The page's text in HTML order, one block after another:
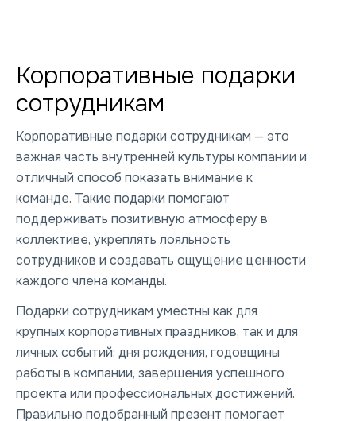
Корпоративные подарки
сотрудникам
Корпоративные подарки сотрудникам — это
важная часть внутренней культуры компании и
отличный способ показать внимание к
команде. Такие подарки помогают
поддерживать позитивную атмосферу в
коллективе, укреплять лояльность
сотрудников и создавать ощущение ценности
каждого члена команды.
Подарки сотрудникам уместны как для
крупных корпоративных праздников, так и для
личных событий: дня рождения, годовщины
работы в компании, завершения успешного
проекта или профессиональных достижений.
Правильно подобранный презент помогает